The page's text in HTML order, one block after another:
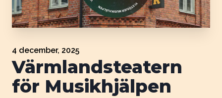
4 december, 2025
Värmlandsteatern
för Musikhjälpen